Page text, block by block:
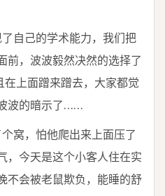
自己的学术能力，我们把
前，波波毅然决然的选择了
上面蹭来蹭去，大家都觉
波的暗示了……
窝，怕他爬出来上面压了
，今天是这个小客人住在实
不会被老鼠欺负，能睡的舒